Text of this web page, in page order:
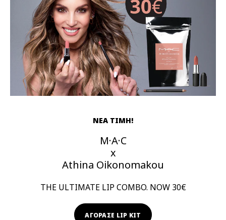
ΝΕΑ ΤΙΜΗ!
M·A·C
x
Athina Oikonomakou
THE ULTIMATE LIP COMBO. NOW 30€
ΑΓΟΡΑΣΕ LIP KIT